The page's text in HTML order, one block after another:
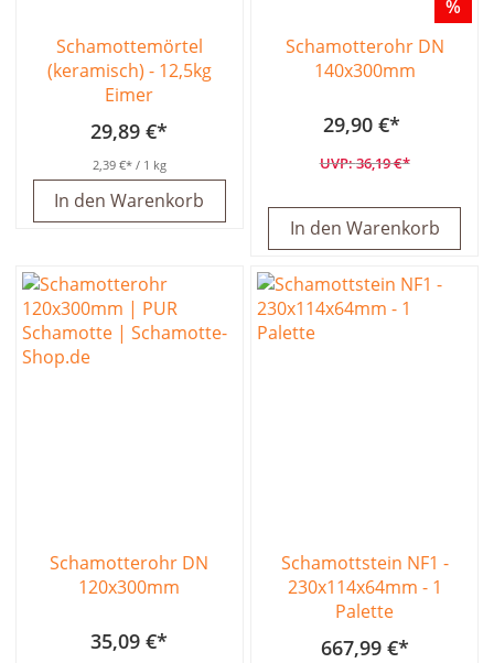
Schamottemörtel
(keramisch) - 12,5kg
Eimer
29,89 €
2,39 € / 1 kg
In den Warenkorb
%
Schamotterohr DN
140x300mm
29,90 €
36,19 €
In den Warenkorb
Schamotterohr DN
120x300mm
35,09 €
Schamottstein NF1 -
230x114x64mm - 1
Palette
667,99 €